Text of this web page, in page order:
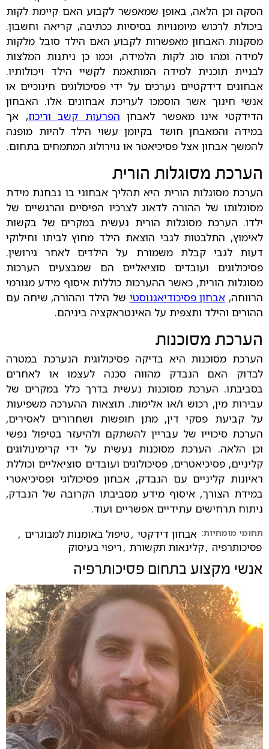
הסקה וכן הלאה, באופן שמאפשר לקבוע האם קיימת לקות
ביכולת לרכוש מיומנויות בסיסיות ככתיבה, קריאה וחשבון.
מסקנות האבחון מאפשרות לקבוע האם הילד סובל מלקות
למידה ומהו סוג לקות הלמידה, וכמו כן ניתנות המלצות
לבניית תוכנית למידה המותאמת לקשיי הילד ויכולותיו.
אבחונים דידקטיים נערכים על ידי פסיכולוגים חינוכיים או
אנשי חינוך אשר הוסמכו לעריכת אבחונים אלו. האבחון
הדידקטי אינו מאפשר לאבחן הפרעות קשב וריכוז, אך
במידה והמאבחן חושד בקיומן עשוי הילד להיות מופנה
להמשך אבחון אצל פסיכיאטר או נוירולוג המתמחים בתחום.
הערכת מסוגלות הורית
הערכת מסוגלות הורית היא תהליך אבחוני בו נבחנת מידת
מסוגלותו של ההורה לדאוג לצרכיו הפיסיים והרגשיים של
ילדו. הערכת מסוגלות הורית נעשית במקרים של בקשות
לאימוץ, התלבטות לגבי הוצאת הילד מחוץ לביתו וחילוקי
דעות לגבי קבלת משמורת על הילדים לאחר גירושין.
פסיכולוגים ועובדים סוציאליים הם שמבצעים הערכות
מסוגלות הורית, כאשר ההערכות כוללות איסוף מידע מגורמי
הרווחה, אבחון פסיכודיאגנוסטי של הילד וההורה, שיחה עם
ההורים והילד ותצפית על האינטראקציה ביניהם.
הערכת מסוכנות
הערכת מסוכנות היא בדיקה פסיכולוגית הנערכת במטרה
לבדוק האם הנבדק מהווה סכנה לעצמו או לאחרים
בסביבתו. הערכת מסוכנות נעשית בדרך כלל במקרים של
עבירות מין, רכוש ו/או אלימות. תוצאות ההערכה משפיעות
על קביעת פסקי דין, מתן חופשות ושחרורים לאסירים,
הערכת סיכוייו של עבריין להשתקם ולהיעזר בטיפול נפשי
וכן הלאה. הערכת מסוכנות נעשית על ידי קרימינולוגים
קליניים, פסיכיאטרים, פסיכולוגים ועובדים סוציאליים וכוללת
ראיונות קליניים עם הנבדק, אבחון פסיכולוגי ופסיכיאטרי
במידת הצורך, איסוף מידע מסביבתו הקרובה של הנבדק,
ניתוח תרחישים עתידיים אפשריים ועוד.
תחומי מומחיות: אבחון דידקטי ,טיפול באומנות למבוגרים ,
פסיכותרפיה ,קלינאות תקשורת ,ריפוי בעיסוק
אנשי מקצוע בתחום פסיכותרפיה